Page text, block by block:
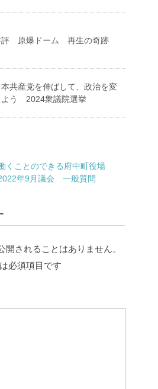
評 原爆ドーム 再生の奇跡
本共産党を伸ばして、政治を変
よう 2024衆議院選挙
くことのできる府中町役場
年9月議会 一般質問
開されることはありません。
必須項目です